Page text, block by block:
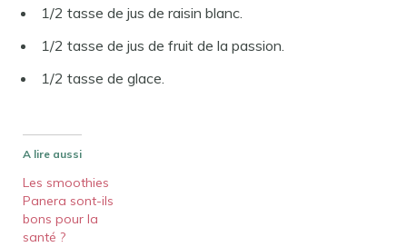
1/2 tasse de jus de raisin blanc.
1/2 tasse de jus de fruit de la passion.
1/2 tasse de glace.
A lire aussi
Les smoothies
Panera sont-ils
bons pour la
santé ?